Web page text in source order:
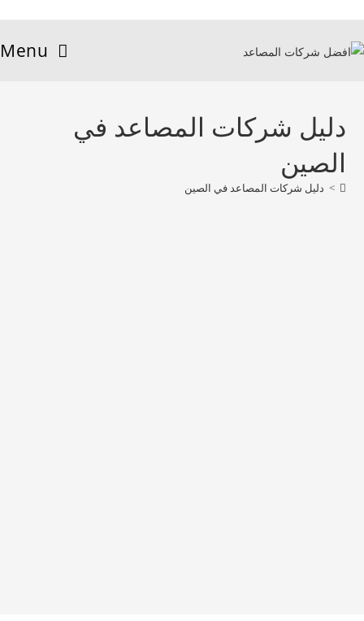
Menu
دليل شركات المصاعد في
الصين
> دليل شركات المصاعد في الصين